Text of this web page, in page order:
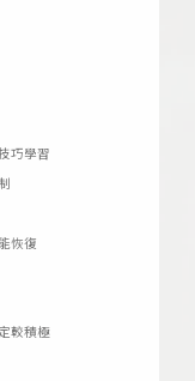
巧學習
恢復
較積極